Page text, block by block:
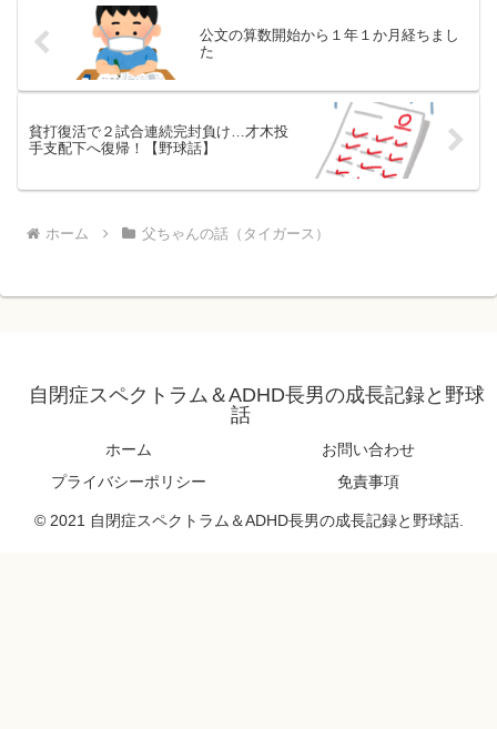
公文の算数開始から１年１か月経ちまし
た
貧打復活で２試合連続完封負け…才木投
手支配下へ復帰！【野球話】
ホーム 父ちゃんの話（タイガース）
自閉症スペクトラム＆ADHD長男の成長記録と野球
話
ホーム
お問い合わせ
プライバシーポリシー
免責事項
© 2021 自閉症スペクトラム＆ADHD長男の成長記録と野球話.